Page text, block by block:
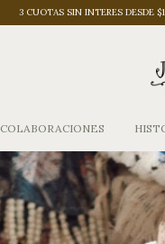
3 CUOTAS SIN INTERES DESDE
COLABORACIONES